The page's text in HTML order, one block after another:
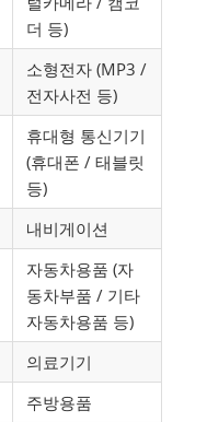
더 등)
소형전자 (MP3 /
전자사전 등)
휴대형 통신기기
(휴대폰 / 태블릿
등)
내비게이션
자동차용품 (자
동차부품 / 기타
자동차용품 등)
의료기기
주방용품